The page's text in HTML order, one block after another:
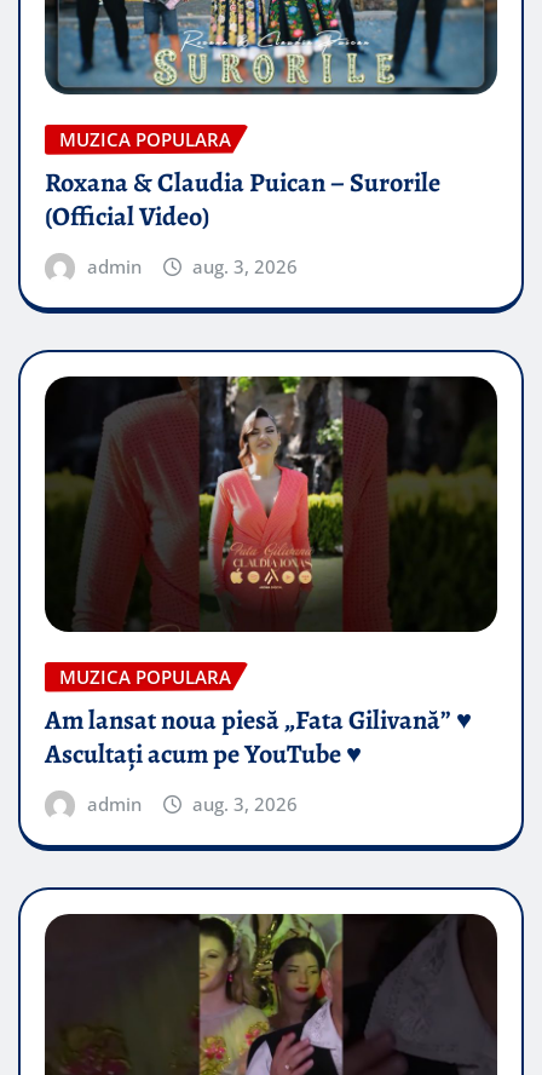
MUZICA POPULARA
Roxana & Claudia Puican – Surorile
(Official Video)
admin aug. 3, 2026
MUZICA POPULARA
Am lansat noua piesă „Fata Gilivană” ♥️
Ascultați acum pe YouTube ♥️
admin aug. 3, 2026